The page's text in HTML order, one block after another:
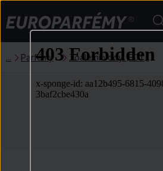
Parfémy Toaletní vody (EDT)